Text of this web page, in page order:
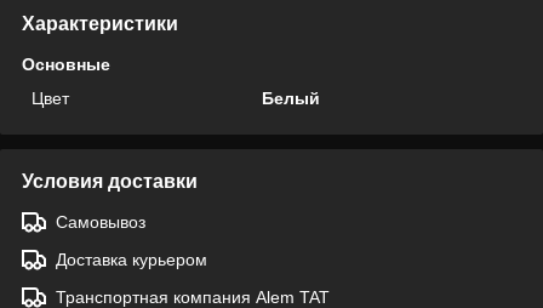
Характеристики
Основные
Цвет
Белый
Условия доставки
Самовывоз
Доставка курьером
Транспортная компания Alem TAT